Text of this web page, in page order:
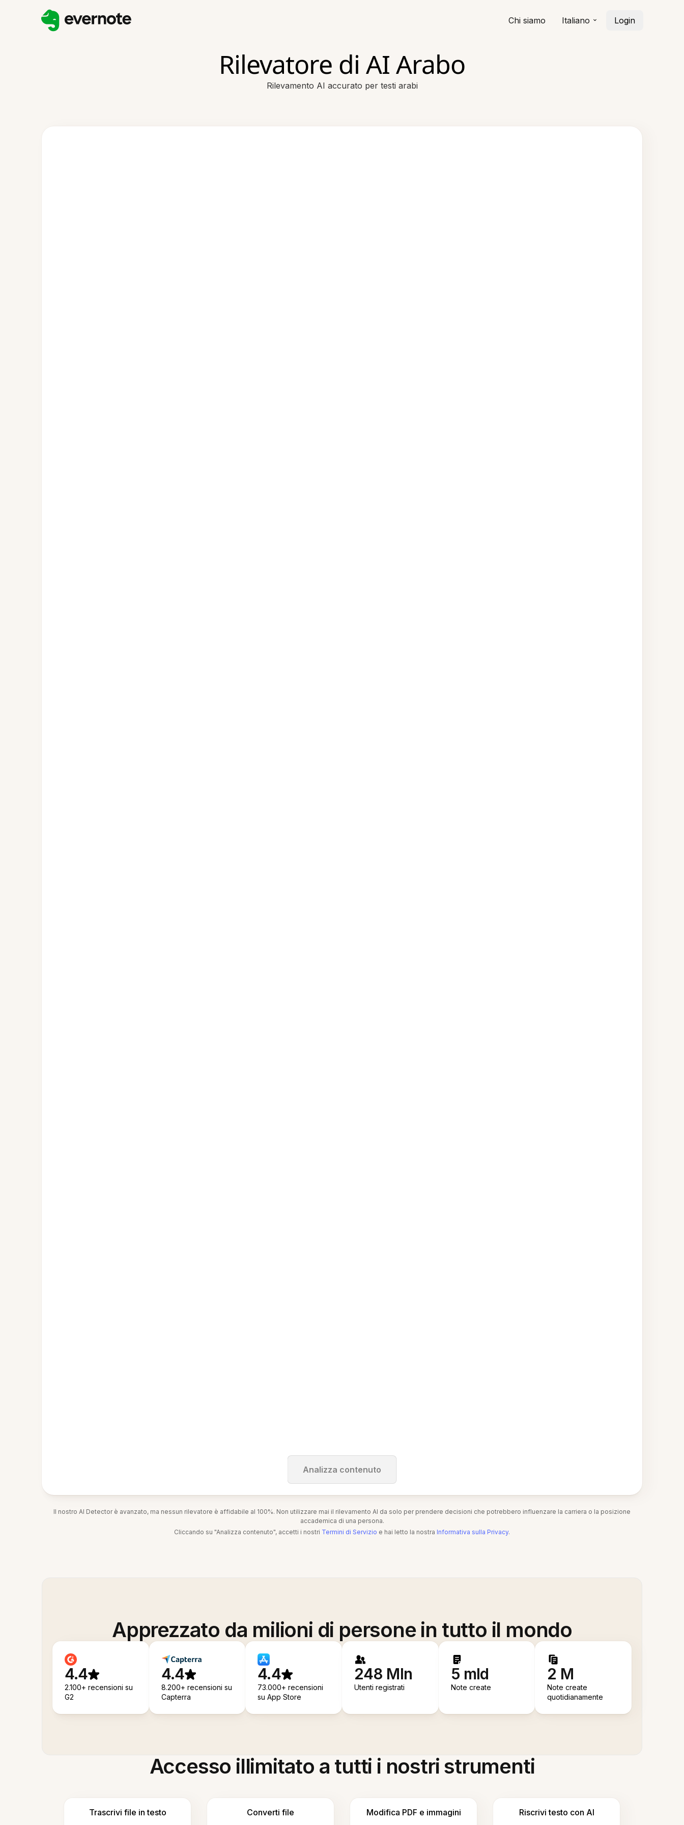
Chi siamo Italiano Login
Rilevatore di AI Arabo
Rilevamento AI accurato per testi arabi
Analizza contenuto
Il nostro AI Detector è avanzato, ma nessun rilevatore è affidabile al 100%. Non utilizzare mai il rilevamento AI da solo per prendere decisioni che potrebbero influenzare la carriera o la posizione
accademica di una persona.
Cliccando su "Analizza contenuto", accetti i nostri Termini di Servizio e hai letto la nostra Informativa sulla Privacy.
Apprezzato da milioni di persone in tutto il mondo
4.4
2.100+ recensioni su
G2
4.4
8.200+ recensioni su
Capterra
4.4
73.000+ recensioni
su App Store
248 Mln
Utenti registrati
5 mld
Note create
2 M
Note create
quotidianamente
Accesso illimitato a tutti i nostri strumenti
Trascrivi file in testo Converti file Modifica PDF e immagini Riscrivi testo con AI